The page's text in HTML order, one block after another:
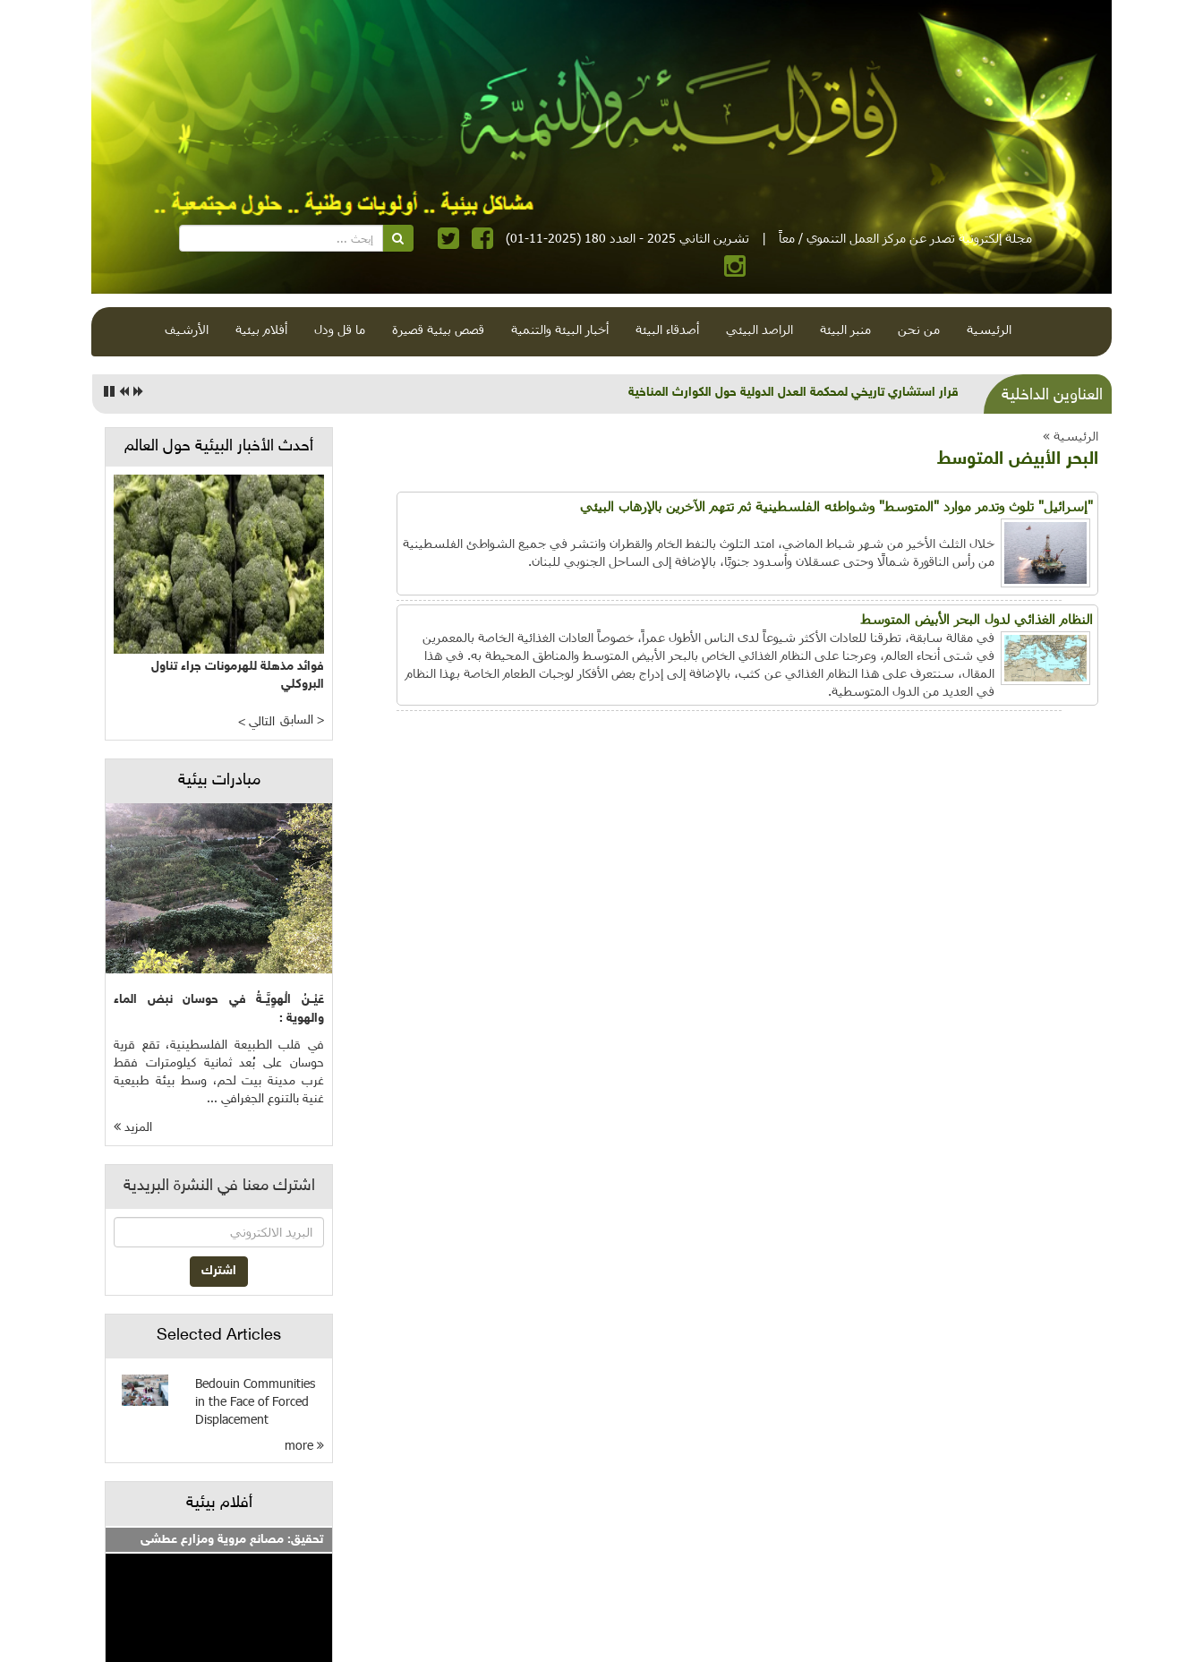
مجلة إلكترونية تصدر عن مركز العمل التنموي / معاً | تشرين الثاني 2025 - العدد 180 (2025-11-01)
الرئيسية من نحن منبر البيئة الراصد البيئي أصدقاء البيئة أخبار البيئة والتنمية قصص بيئية قصيرة ما قل ودل أفلام بيئية الأرشيف
العناوين الداخلية شذرات بيئية وتنموية...بنية تحتية وحلويات قبيحة وحاكورة ونوبل وزيتون و"سيباط"
الرئيسية »
البحر الأبيض المتوسط
"إسرائيل" تلوث وتدمر موارد "المتوسط" وشواطئه الفلسطينية ثم تتهم الآخرين بالإرهاب البيئي
خلال الثلث الأخير من شهر شباط الماضي، امتد التلوث بالنفط الخام والقطران وانتشر في جميع الشواطئ الفلسطينية
من رأس الناقورة شمالًا وحتى عسقلان وأسدود جنوبًا، بالإضافة إلى الساحل الجنوبي للبنان.
النظام الغذائي لدول البحر الأبيض المتوسط
في مقالة سابقة، تطرقنا للعادات الأكثر شيوعاً لدى الناس الأطول عمراً، خصوصاً العادات الغذائية الخاصة بالمعمرين
في شتى أنحاء العالم، وعرجنا على النظام الغذائي الخاص بالبحر الأبيض المتوسط والمناطق المحيطة به. في هذا
المقال، سنتعرف على هذا النظام الغذائي عن كثب، بالإضافة إلى إدراج بعض الأفكار لوجبات الطعام الخاصة بهذا النظام
في العديد من الدول المتوسطية.
أحدث الأخبار البيئية حول العالم
فوائد مذهلة للهرمونات جراء تناول
البروكلي
< التالي السابق >
مبادرات بيئية
عَيْــنُ الْهوِيَّــةُ في حوسان نبض الماء
والهوية :
في قلب الطبيعة الفلسطينية، تقع قرية
حوسان على بُعد ثمانية كيلومترات فقط
غرب مدينة بيت لحم، وسط بيئة طبيعية
غنية بالتنوع الجغرافي ...
المزيد
اشترك معنا في النشرة البريدية
Selected Articles
Bedouin Communities
in the Face of Forced
Displacement
أفلام بيئية
تحقيق: مصانع مروية ومزارع عطشى